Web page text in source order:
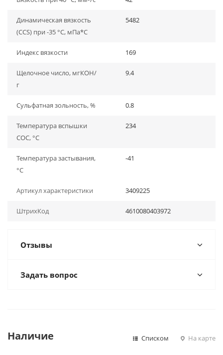
Динамическая вязкость
(CCS) при -35 °C, мПа*С
5482
Индекс вязкости 169
Щелочное число, мгКОН/
г
9.4
Сульфатная зольность, % 0.8
Температура вспышки
СОС, °С
234
Температура застывания,
°С
-41
Артикул характеристики 3409225
ШтрихКод 4610080403972
Отзывы
Задать вопрос
Наличие Списком На карте